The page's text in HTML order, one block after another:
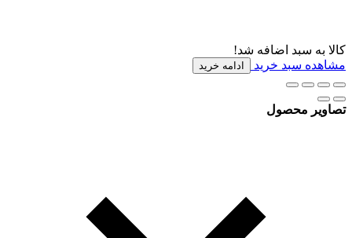
کالا به سبد اضافه شد!
مشاهده سبد خرید
ادامه خرید
تصاویر محصول